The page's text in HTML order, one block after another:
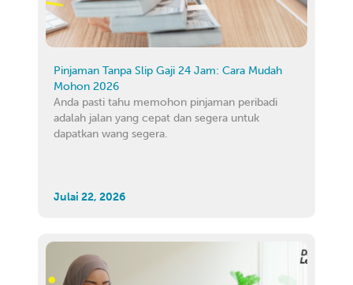
Pinjaman Tanpa Slip Gaji 24 Jam: Cara Mudah
Mohon 2026
Anda pasti tahu memohon pinjaman peribadi
adalah jalan yang cepat dan segera untuk
dapatkan wang segera.
Julai 22, 2026